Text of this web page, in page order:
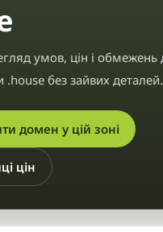
умов, цін і обмежень
.house без зайвих деталей.
домен у цій зоні
цін